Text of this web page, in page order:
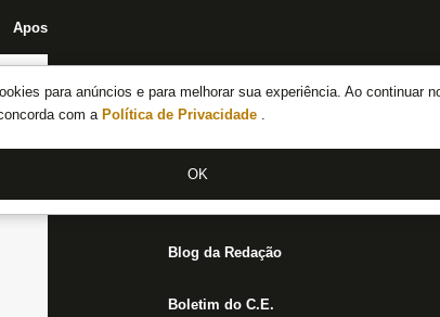
para anúncios e para melhorar sua experiência. Ao continuar
com a Política de Privacidade .
OK
Apostas
Notícias do Botafogo
Fórum
Jogos
Blog da Redação
Boletim do C.E.